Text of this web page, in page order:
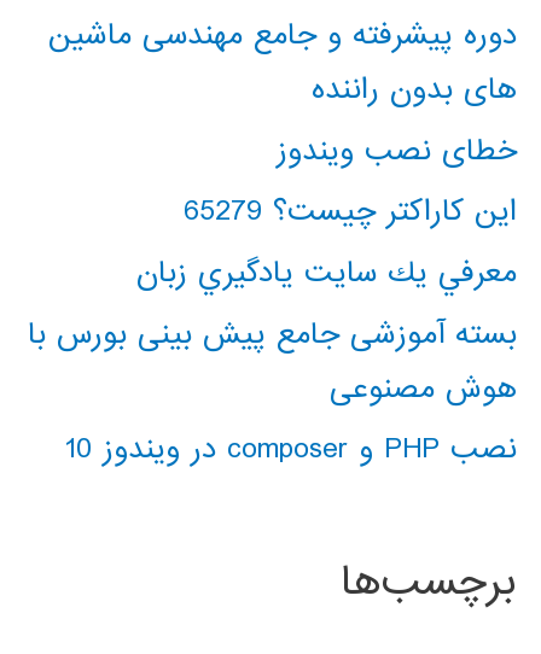
دوره پیشرفته و جامع مهندسی ماشین
های بدون راننده
خطای نصب ویندوز
این کاراکتر چیست؟ 65279
معرفي يك سايت يادگيري زبان
بسته آموزشی جامع پیش بینی بورس با
هوش مصنوعی
نصب PHP و composer در ویندوز 10
برچسب‌ها